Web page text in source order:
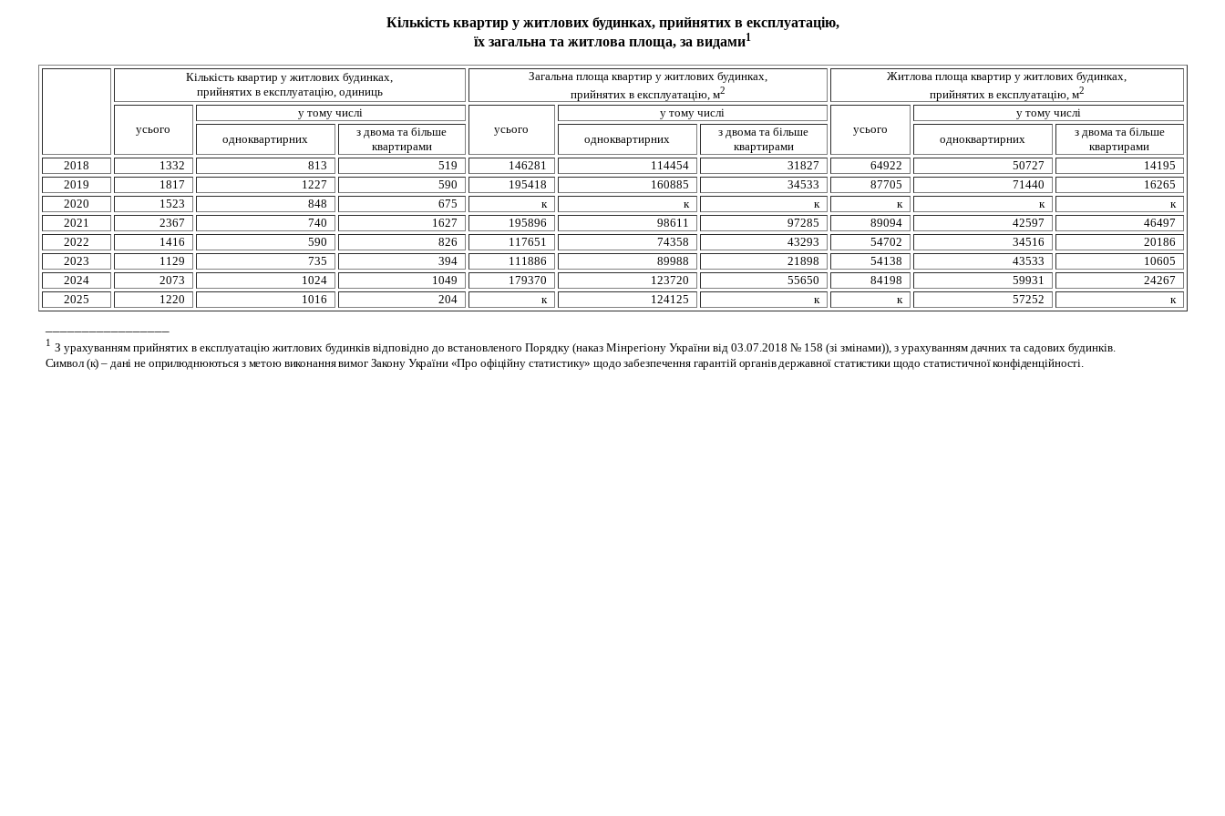
Кількість квартир у житлових будинках, прийнятих в експлуатацію,
їх загальна та житлова площа, за видами1
Кількість квартир у житлових будинках,
прийнятих в експлуатацію, одиниць
Загальна площа квартир у житлових будинках,
прийнятих в експлуатацію, м2
Житлова площа квартир у житлових будинках,
прийнятих в експлуатацію, м2
усього
у тому числі
усього
у тому числі
усього
у тому числі
одноквартирних
з двома та більше
квартирами
одноквартирних
з двома та більше
квартирами
одноквартирних
з двома та більше
квартирами
2018
1332 813 519 146281 114454 31827 64922 50727
14195
2019
1817 1227 590 195418 160885 34533 87705 71440
16265
2020
1523 848 675 к к к к к
к
2021
2367 740 1627 195896 98611 97285 89094 42597
46497
2022
1416 590 826 117651 74358 43293 54702 34516
20186
2023
1129 735 394 111886 89988 21898 54138 43533
10605
2024
2073 1024 1049 179370 123720 55650 84198 59931
24267
2025
1220 1016 204 к 124125 к к 57252 к
1 З урахуванням прийнятих в експлуатацію житлових будинків відповідно до встановленого Порядку (наказ МінрегіонуУкраїни від 03.07.2018 № 158 (зі змінами)), з урахуванням дачних та садових будинків.
Символ (к) – дані не оприлюднюються з метою виконання вимог Закону України «Про офіційну статистику» щодо забезпечення гарантій органів державної статистики щодо статистичної конфіденційності.